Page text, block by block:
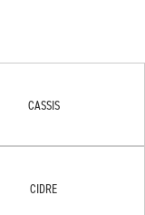
CASSIS
CIDRE